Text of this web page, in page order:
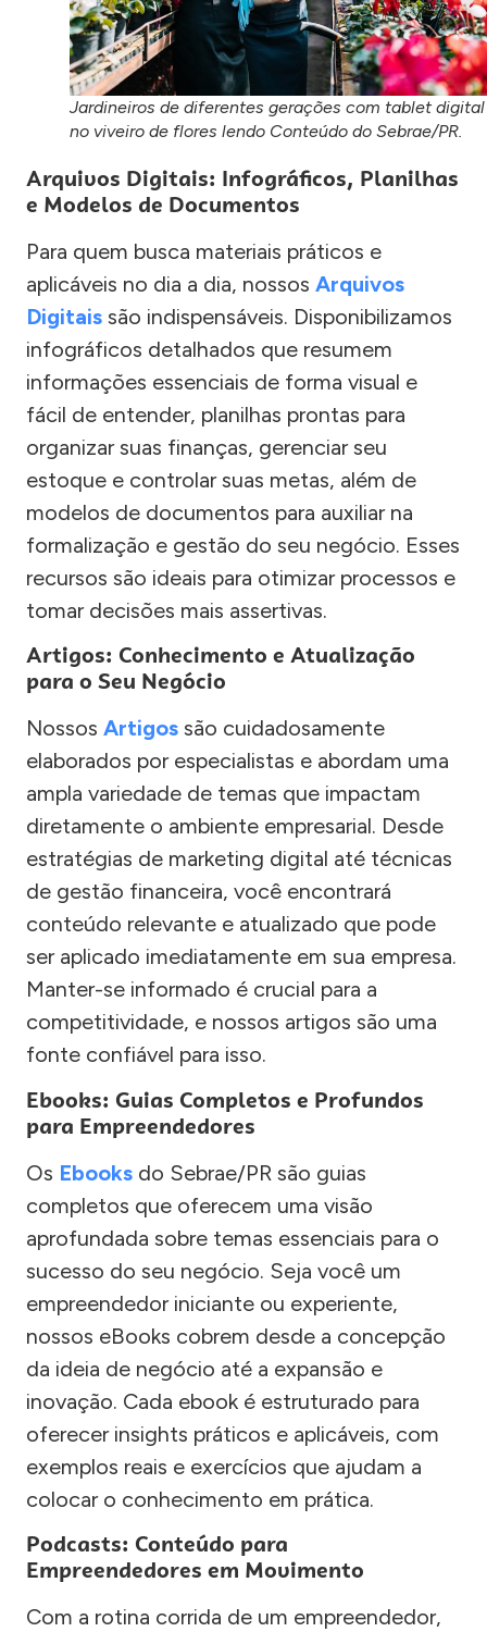
Jardineiros de diferentes gerações com tablet digital
no viveiro de flores lendo Conteúdo do Sebrae/PR.
Arquivos Digitais: Infográficos, Planilhas
e Modelos de Documentos
Para quem busca materiais práticos e
aplicáveis no dia a dia, nossos Arquivos
Digitais são indispensáveis. Disponibilizamos
infográficos detalhados que resumem
informações essenciais de forma visual e
fácil de entender, planilhas prontas para
organizar suas finanças, gerenciar seu
estoque e controlar suas metas, além de
modelos de documentos para auxiliar na
formalização e gestão do seu negócio. Esses
recursos são ideais para otimizar processos e
tomar decisões mais assertivas.
Artigos: Conhecimento e Atualização
para o Seu Negócio
Nossos Artigos são cuidadosamente
elaborados por especialistas e abordam uma
ampla variedade de temas que impactam
diretamente o ambiente empresarial. Desde
estratégias de marketing digital até técnicas
de gestão financeira, você encontrará
conteúdo relevante e atualizado que pode
ser aplicado imediatamente em sua empresa.
Manter-se informado é crucial para a
competitividade, e nossos artigos são uma
fonte confiável para isso.
Ebooks: Guias Completos e Profundos
para Empreendedores
Os Ebooks do Sebrae/PR são guias
completos que oferecem uma visão
aprofundada sobre temas essenciais para o
sucesso do seu negócio. Seja você um
empreendedor iniciante ou experiente,
nossos eBooks cobrem desde a concepção
da ideia de negócio até a expansão e
inovação. Cada ebook é estruturado para
oferecer insights práticos e aplicáveis, com
exemplos reais e exercícios que ajudam a
colocar o conhecimento em prática.
Podcasts: Conteúdo para
Empreendedores em Movimento
Com a rotina corrida de um empreendedor,